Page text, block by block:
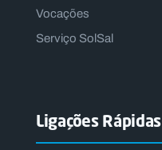
Vocações
Serviço SolSal
Ligações Rápidas